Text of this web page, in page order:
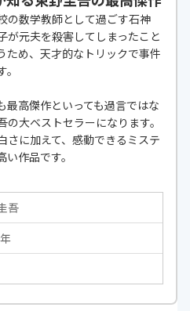
の数学教師として過ごす石神
が元夫を殺害してしまったこと
ため、天才的なトリックで事件
最高傑作といっても過言ではな
大ベストセラーになります。
さに加えて、感動できるミステ
作品です。
吾